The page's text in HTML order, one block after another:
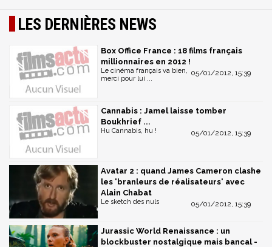
LES DERNIÈRES NEWS
Box Office France : 18 films français
millionnaires en 2012 !
05/01/2012, 15:39
Le cinéma français va bien,
merci pour lui ...
Cannabis : Jamel laisse tomber
Boukhrief ...
05/01/2012, 15:39
Hu Cannabis, hu !
Avatar 2 : quand James Cameron clashe
les 'branleurs de réalisateurs' avec
Alain Chabat
05/01/2012, 15:39
Le sketch des nuls
Jurassic World Renaissance : un
blockbuster nostalgique mais bancal -